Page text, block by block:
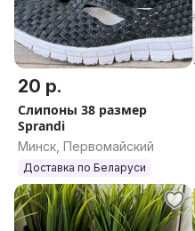
20 р.
Слипоны 38 размер
Sprandi
Минск, Первомайский
Доставка по Беларуси